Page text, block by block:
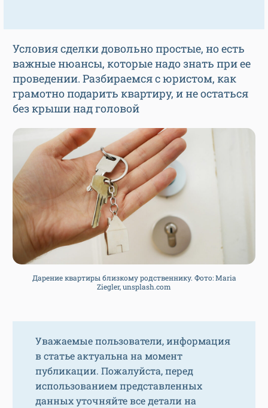
Условия сделки довольно простые, но есть
важные нюансы, которые надо знать при ее
проведении. Разбираемся с юристом, как
грамотно подарить квартиру, и не остаться
без крыши над головой
Дарение квартиры близкому родственнику. Фото: Maria
Ziegler, unsplash.com
Уважаемые пользователи, информация
в статье актуальна на момент
публикации. Пожалуйста, перед
использованием представленных
данных уточняйте все детали на